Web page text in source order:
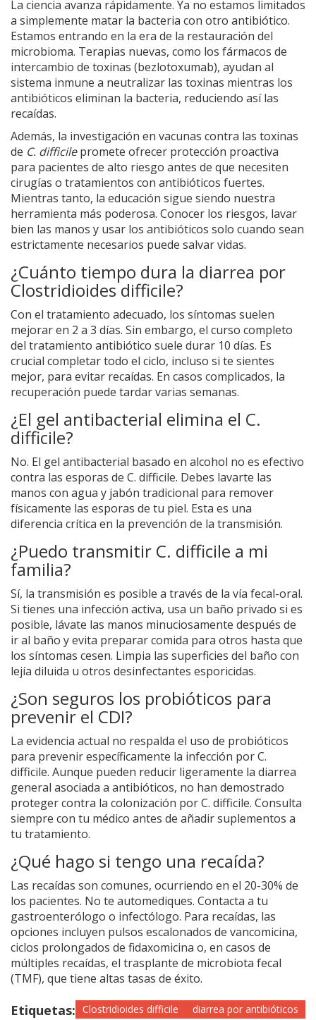
La ciencia avanza rápidamente. Ya no estamos limitados
a simplemente matar la bacteria con otro antibiótico.
Estamos entrando en la era de la restauración del
microbioma. Terapias nuevas, como los fármacos de
intercambio de toxinas (bezlotoxumab), ayudan al
sistema inmune a neutralizar las toxinas mientras los
antibióticos eliminan la bacteria, reduciendo así las
recaídas.
Además, la investigación en vacunas contra las toxinas
de C. difficilepromete ofrecer protección proactiva
para pacientes de alto riesgo antes de que necesiten
cirugías o tratamientos con antibióticos fuertes.
Mientras tanto, la educación sigue siendo nuestra
herramienta más poderosa. Conocer los riesgos, lavar
bien las manos y usar los antibióticos solo cuando sean
estrictamente necesarios puede salvar vidas.
¿Cuánto tiempo dura la diarrea por
Clostridioides difficile?
Con el tratamiento adecuado, los síntomas suelen
mejorar en 2 a 3 días. Sin embargo, el curso completo
del tratamiento antibiótico suele durar 10 días. Es
crucial completar todo el ciclo, incluso si te sientes
mejor, para evitar recaídas. En casos complicados, la
recuperación puede tardar varias semanas.
¿El gel antibacterial elimina el C.
difficile?
No. El gel antibacterial basado en alcohol no es efectivo
contra las esporas de C. difficile. Debes lavarte las
manos con agua y jabón tradicional para remover
físicamente las esporas de tu piel. Esta es una
diferencia crítica en la prevención de la transmisión.
¿Puedo transmitir C. difficile a mi
familia?
Sí, la transmisión es posible a través de la vía fecal-oral.
Si tienes una infección activa, usa un baño privado si es
posible, lávate las manos minuciosamente después de
ir al baño y evita preparar comida para otros hasta que
los síntomas cesen. Limpia las superficies del baño con
lejía diluida u otros desinfectantes esporicidas.
¿Son seguros los probióticos para
prevenir el CDI?
La evidencia actual no respalda el uso de probióticos
para prevenir específicamente la infección por C.
difficile. Aunque pueden reducir ligeramente la diarrea
general asociada a antibióticos, no han demostrado
proteger contra la colonización por C. difficile. Consulta
siempre con tu médico antes de añadir suplementos a
tu tratamiento.
¿Qué hago si tengo una recaída?
Las recaídas son comunes, ocurriendo en el 20-30% de
los pacientes. No te automediques. Contacta a tu
gastroenterólogo o infectólogo. Para recaídas, las
opciones incluyen pulsos escalonados de vancomicina,
ciclos prolongados de fidaxomicina o, en casos de
múltiples recaídas, el trasplante de microbiota fecal
(TMF), que tiene altas tasas de éxito.
Etiquetas: Clostridioides difficile
diarrea por antibióticos